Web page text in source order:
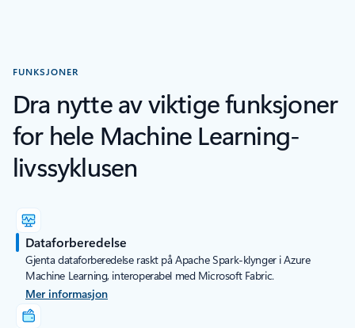
FUNKSJONER
Dra nytte av viktige funksjoner
for hele Machine Learning-
livssyklusen
Dataforberedelse
Gjenta dataforberedelse raskt på Apache Spark-klynger i Azure
Machine Learning, interoperabel med Microsoft Fabric.
Mer informasjon